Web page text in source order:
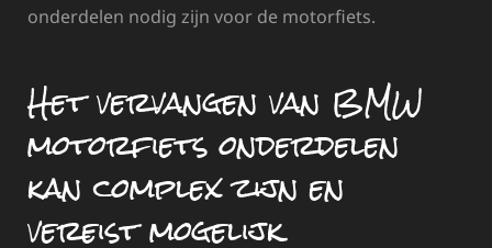
onderdelen nodig zijn voor de motorfiets.
Het vervangen van BMW
motorfiets onderdelen
kan complex zijn en
vereist mogelijk